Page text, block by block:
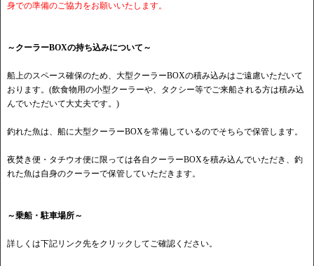
身での準備のご協力をお願いいたします。
～クーラーBOXの持ち込みについて～
船上のスペース確保のため、大型クーラーBOXの積み込みはご遠慮いただいて
おります。(飲食物用の小型クーラーや、タクシー等でご来船される方は積み込
んでいただいて大丈夫です。)
釣れた魚は、船に大型クーラーBOXを常備しているのでそちらで保管します。
夜焚き便・タチウオ便に限っては各自クーラーBOXを積み込んでいただき、釣
れた魚は自身のクーラーで保管していただきます。
～乗船・駐車場所～
詳しくは下記リンク先をクリックしてご確認ください。